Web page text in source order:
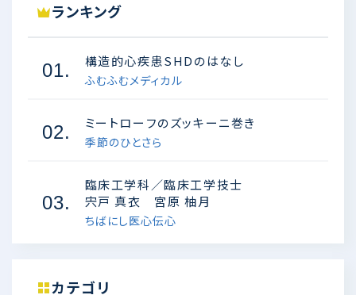
ランキング
01. 構造的心疾患SHDのはなし
ふむふむメディカル
02. ミートローフのズッキーニ巻き
季節のひとさら
03.
臨床工学科／臨床工学技士
宍戸 真衣 宮原 柚月
ちばにし医心伝心
カテゴリ